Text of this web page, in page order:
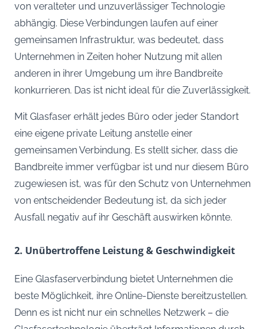
von veralteter und unzuverlässiger Technologie
abhängig. Diese Verbindungen laufen auf einer
gemeinsamen Infrastruktur, was bedeutet, dass
Unternehmen in Zeiten hoher Nutzung mit allen
anderen in ihrer Umgebung um ihre Bandbreite
konkurrieren. Das ist nicht ideal für die Zuverlässigkeit.
Mit Glasfaser erhält jedes Büro oder jeder Standort
eine eigene private Leitung anstelle einer
gemeinsamen Verbindung. Es stellt sicher, dass die
Bandbreite immer verfügbar ist und nur diesem Büro
zugewiesen ist, was für den Schutz von Unternehmen
von entscheidender Bedeutung ist, da sich jeder
Ausfall negativ auf ihr Geschäft auswirken könnte.
2. Unübertroffene Leistung & Geschwindigkeit
Eine Glasfaserverbindung bietet Unternehmen die
beste Möglichkeit, ihre Online-Dienste bereitzustellen.
Denn es ist nicht nur ein schnelles Netzwerk – die